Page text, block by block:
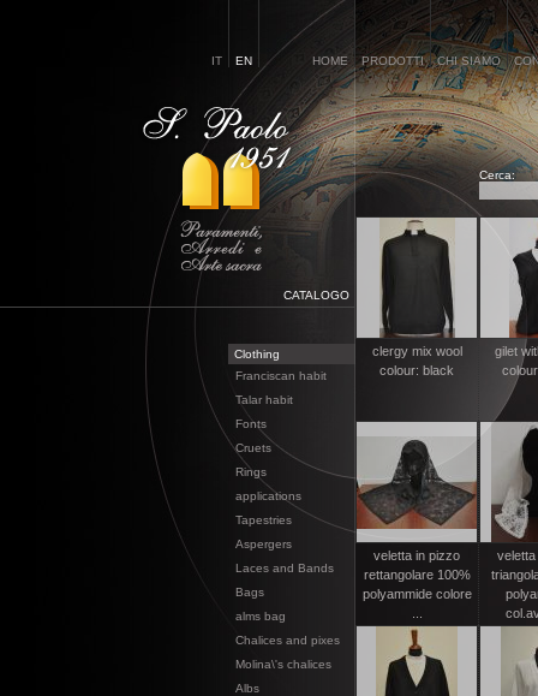
IT EN HOME PRODOTTI CHI SIAMO
Cerca:
CATALOGO
Clothing
Franciscan habit
Talar habit
Fonts
Cruets
Rings
applications
Tapestries
Aspergers
Laces and Bands
Bags
alms bag
Chalices and pixes
Molina\'s chalices
Albs
clergy mix wool
colour: black
gilet
veletta in pizzo
rettangolare 100%
polyammide colore